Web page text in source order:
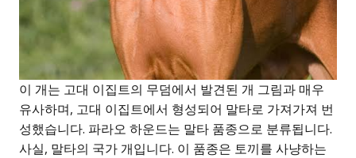
이 개는 고대 이집트의 무덤에서 발견된 개 그림과 매우
유사하며, 고대 이집트에서 형성되어 말타로 가져가져 번
성했습니다. 파라오 하운드는 말타 품종으로 분류됩니다.
사실, 말타의 국가 개입니다. 이 품종은 토끼를 사냥하는